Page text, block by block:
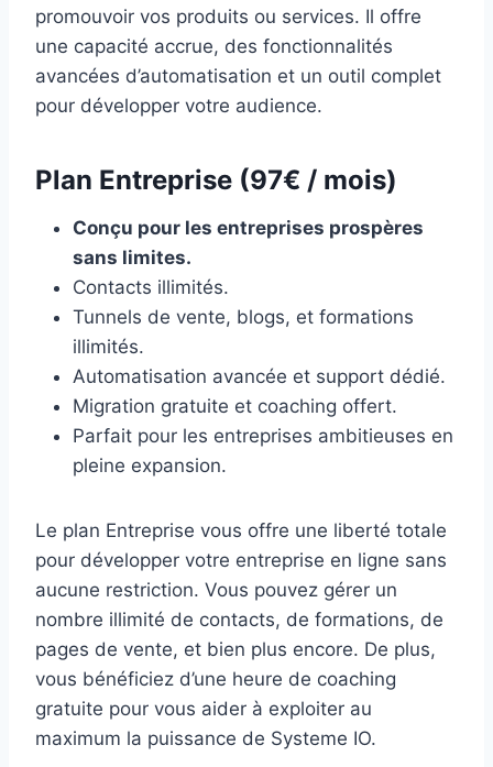
promouvoir vos produits ou services. Il offre
une capacité accrue, des fonctionnalités
avancées d’automatisation et un outil complet
pour développer votre audience.
Plan Entreprise (97€ / mois)
Conçu pour les entreprises prospères
sans limites.
Contacts illimités.
Tunnels de vente, blogs, et formations
illimités.
Automatisation avancée et support dédié.
Migration gratuite et coaching offert.
Parfait pour les entreprises ambitieuses en
pleine expansion.
Le plan Entreprise vous offre une liberté totale
pour développer votre entreprise en ligne sans
aucune restriction. Vous pouvez gérer un
nombre illimité de contacts, de formations, de
pages de vente, et bien plus encore. De plus,
vous bénéficiez d’une heure de coaching
gratuite pour vous aider à exploiter au
maximum la puissance de Systeme IO.